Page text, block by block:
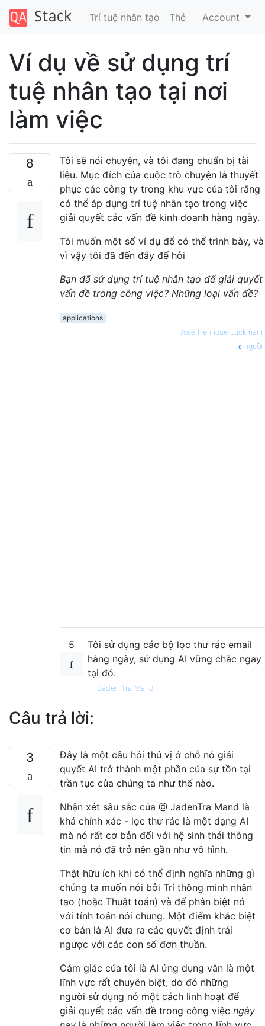
Trí tuệ nhân tạo Thẻ Account
Ví dụ về sử dụng trí
tuệ nhân tạo tại nơi
làm việc
8
Tôi sẽ nói chuyện, và tôi đang chuẩn bị tài
liệu. Mục đích của cuộc trò chuyện là thuyết
phục các công ty trong khu vực của tôi rằng
có thể áp dụng trí tuệ nhân tạo trong việc
giải quyết các vấn đề kinh doanh hàng ngày.
Tôi muốn một số ví dụ để có thể trình bày, và
vì vậy tôi đã đến đây để hỏi
Bạn đã sử dụng trí tuệ nhân tạo để giải quyết
vấn đề trong công việc? Những loại vấn đề?
applications
— Jose Henrique Luckmann
nguồn
5
Tôi sử dụng các bộ lọc thư rác email
hàng ngày, sử dụng AI vững chắc ngay
tại đó.
— Jaden Tra Mand
Câu trả lời:
3
Đây là một câu hỏi thú vị ở chỗ nó giải
quyết AI trở thành một phần của sự tồn tại
trần tục của chúng ta như thế nào.
Nhận xét sâu sắc của @ JadenTra Mand là
khá chính xác - lọc thư rác là một dạng AI
mà nó rất cơ bản đối với hệ sinh thái thông
tin mà nó đã trở nên gần như vô hình.
Thật hữu ích khi có thể định nghĩa những gì
chúng ta muốn nói bởi Trí thông minh nhân
tạo (hoặc Thuật toán) và để phân biệt nó
với tính toán nói chung. Một điểm khác biệt
cơ bản là AI đưa ra các quyết định trái
ngược với các con số đơn thuần.
Cảm giác của tôi là AI ứng dụng vẫn là một
lĩnh vực rất chuyên biệt, do đó những
người sử dụng nó một cách linh hoạt để
giải quyết các vấn đề trong công việc ngày